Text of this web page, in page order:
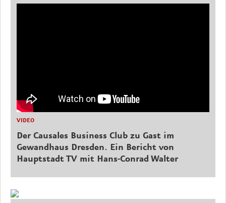
VIDEO
Der Causales Business Club zu Gast im
Gewandhaus Dresden. Ein Bericht von
Hauptstadt TV mit Hans-Conrad Walter